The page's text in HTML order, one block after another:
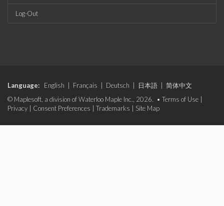
Log-Out
Language: English Français Deutsch 日本語
简体中文
© Maplesoft, a division of Waterloo Maple Inc., 2026. • Terms of Use
Privacy
Consent Preferences Trademarks Site Map